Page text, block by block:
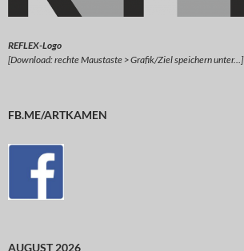
REFLEX-Logo
[Download: rechte Maustaste > Grafik/Ziel speichern unter…]
FB.ME/ARTKAMEN
AUGUST 2026